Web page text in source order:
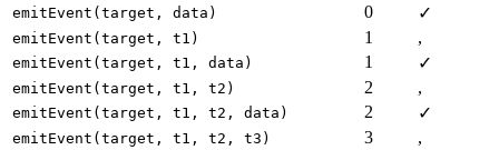
emitEvent(target, data) 0 ✓
emitEvent(target, t1) 1 ,
emitEvent(target, t1, data) 1 ✓
emitEvent(target, t1, t2) 2 ,
emitEvent(target, t1, t2, data) 2 ✓
emitEvent(target, t1, t2, t3) 3 ,